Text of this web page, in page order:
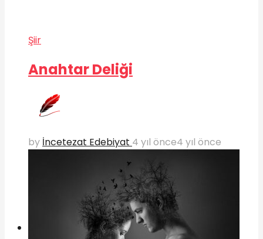
Şiir
Anahtar Deliği
by İncetezat Edebiyat 4 yıl önce4 yıl önce